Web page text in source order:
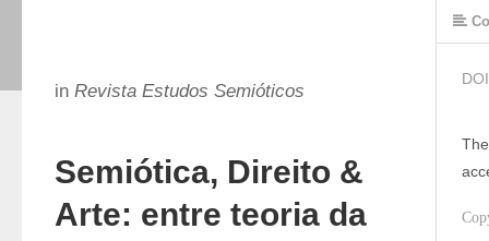
in Revista Estudos Semióticos
Semiótica, Direito &
Arte: entre teoria da
DOI